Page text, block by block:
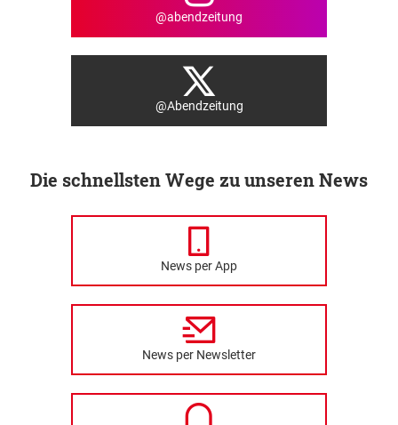
@abendzeitung
@Abendzeitung
Die schnellsten Wege zu unseren News
News per App
News per Newsletter